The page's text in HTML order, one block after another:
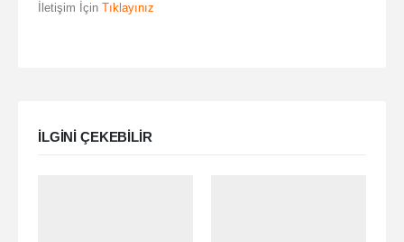
İletişim İçin Tıklayınız
ILGINI ÇEKEBILIR